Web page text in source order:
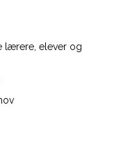
lærere, elever og